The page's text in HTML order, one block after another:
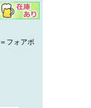
フォアポ